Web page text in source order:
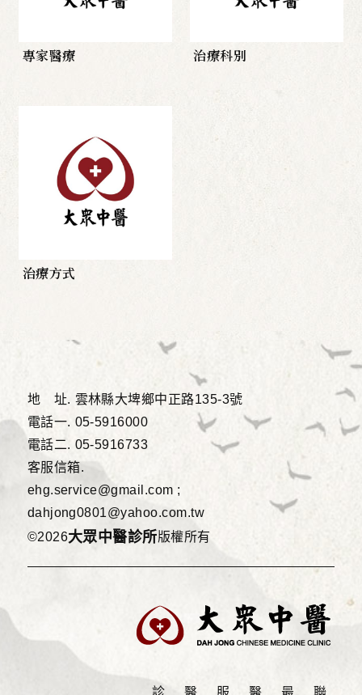
專家醫療 治療科別
治療方式
地 址. 雲林縣大埤鄉中正路135-3號
電話一. 05-5916000
電話二. 05-5916733
客服信箱.
ehg.service@gmail.com ;
dahjong0801@yahoo.com.tw
©2026大眾中醫診所版權所有